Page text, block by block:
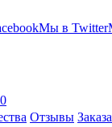
Мы в Twitter
Отзывы